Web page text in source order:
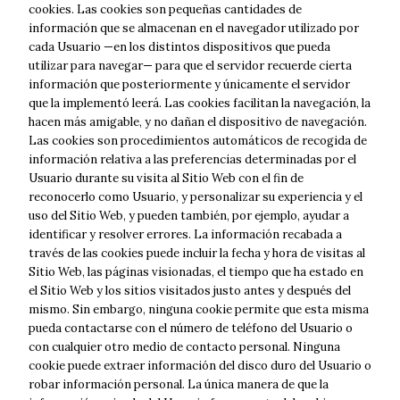
Sábados: 8:30 – 13:30
Contáctanos
4 + 0 = ?
cookies. Las cookies son pequeñas cantidades de
información que se almacenan en el navegador utilizado por
cada Usuario —en los distintos dispositivos que pueda
utilizar para navegar— para que el servidor recuerde cierta
información que posteriormente y únicamente el servidor
que la implementó leerá. Las cookies facilitan la navegación, la
hacen más amigable, y no dañan el dispositivo de navegación.
Las cookies son procedimientos automáticos de recogida de
información relativa a las preferencias determinadas por el
Usuario durante su visita al Sitio Web con el fin de
reconocerlo como Usuario, y personalizar su experiencia y el
uso del Sitio Web, y pueden también, por ejemplo, ayudar a
identificar y resolver errores. La información recabada a
través de las cookies puede incluir la fecha y hora de visitas al
Sitio Web, las páginas visionadas, el tiempo que ha estado en
el Sitio Web y los sitios visitados justo antes y después del
mismo. Sin embargo, ninguna cookie permite que esta misma
pueda contactarse con el número de teléfono del Usuario o
con cualquier otro medio de contacto personal. Ninguna
cookie puede extraer información del disco duro del Usuario o
robar información personal. La única manera de que la
Necesarias
Estas cookies
no son
opcionales.
para que
funcione la
web de forma